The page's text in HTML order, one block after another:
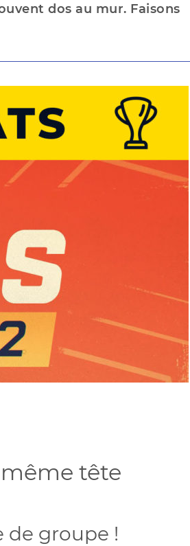
dos au mur. Faisons
tête
de groupe !